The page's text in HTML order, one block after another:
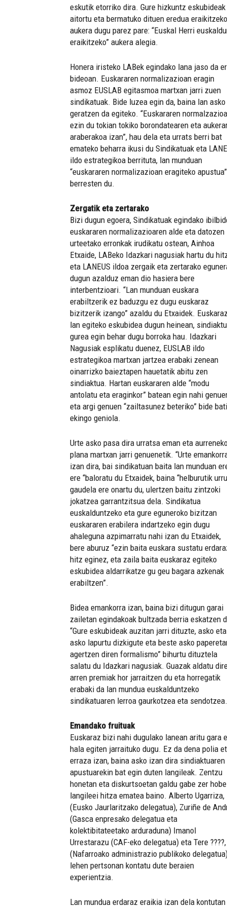
eskutik etorriko dira. Gure hizkuntz eskubideak
aitortu eta bermatuko dituen eredua eraikitzeko
aukera dugu parez pare: “Euskal Herri
eraikitzeko” aukera alegia.
Honera iristeko LABek egindako lana jaso da
bideoan. Euskararen normalizazioan eragin
asmoz EUSLAB egitasmoa martxan jarri zuen
sindikatuak. Bide luzea egin da, baina lan asko
geratzen da egiteko. “Euskararen
ezin du tokian tokiko borondatearen eta
araberakoa izan”, hau dela eta urrats berri bat
emateko beharra ikusi du Sindikatuak eta
ildo estrategikoa berrituta, lan munduan
“euskararen normalizazioan eragiteko apustua”
berresten du.
Zergatik eta zertarako
Bizi dugun egoera, Sindikatuak egindako
euskararen normalizazioaren alde eta datozen
urteetako erronkak irudikatu ostean, Ainhoa
Etxaide, LABeko Idazkari nagusiak hartu du
eta LANEUS ildoa zergaik eta zertarako
dugun azalduz eman dio hasiera bere
interbentzioari. “Lan munduan euskara
erabiltzerik ez baduzgu ez dugu euskaraz
bizitzerik izango” azaldu du Etxaidek. Euskaraz
lan egiteko eskubidea dugun heinean,
gurea egin behar dugu borroka hau. Idazkari
Nagusiak esplikatu duenez, EUSLAB ildo
estrategikoa martxan jartzea erabaki zenean
oinarrizko baieztapen hauetatik abitu zen
sindiaktua. Hartan euskararen alde “modu
antolatu eta eraginkor” batean egin nahi
eta argi genuen “zailtasunez beteriko” bide bati
ekingo geniola.
Urte asko pasa dira urratsa eman eta
plana martxan jarri genuenetik. “Urte
izan dira, bai sindikatuan baita lan munduan
ere “baloratu du Etxaidek, baina “helburutik
gaudela ere onartu du, ulertzen baitu zintzoki
jokatzea garrantzitsua dela. Sindikatua
euskalduntzeko eta gure eguneroko bizitzan
euskararen erabilera indartzeko egin dugu
ahaleguna azpimarratu nahi izan du Etxaidek,
bere aburuz “ezin baita euskara sustatu
hitz eginez, eta zaila baita euskaraz egiteko
eskubidea aldarrikatze gu geu bagara azkenak
erabiltzen”.
Bidea emankorra izan, baina bizi ditugun garai
zailetan egindakoak bultzada berria eskatzen
“Gure eskubideak auzitan jarri dituzte, asko eta
asko lapurtu dizkigute eta beste asko
agertzen diren formalismo” bihurtu dituztela
salatu du Idazkari nagusiak. Guazak aldatu
arren premiak hor jarraitzen du eta horregatik
erabaki da lan mundua euskalduntzeko
sindikatuaren lerroa gaurkotzea eta sendotzea.
Emandako fruituak
Euskaraz bizi nahi dugulako lanean aritu gara
hala egiten jarraituko dugu. Ez da dena polia
erraza izan, baina asko izan dira sindiaktuaren
apustuarekin bat egin duten langileak. Zentzu
honetan eta diskurtsoetan galdu gabe zer hobe
langileei hitza ematea baino. Alberto Ugarriza,
(Eusko Jaurlaritzako delegatua), Zuriñe de
(Gasca enpresako delegatua eta
kolektibitateetako arduraduna) Imanol
Urrestarazu (CAF-eko delegatua) eta Tere ????,
(Nafarroako administrazio publikoko
lehen pertsonan kontatu dute beraien
experientzia.
Lan mundua erdaraz eraikia izan dela kontutan